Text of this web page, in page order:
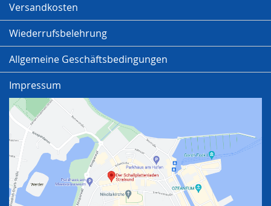
Versandkosten
Wiederrufsbelehrung
Allgemeine Geschäftsbedingungen
Impressum